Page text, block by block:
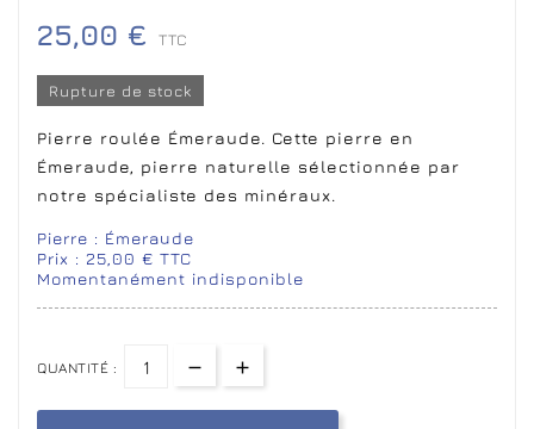
25,00 € TTC
Rupture de stock
Pierre roulée Émeraude. Cette pierre en
Émeraude, pierre naturelle sélectionnée par
notre spécialiste des minéraux.
Pierre : Émeraude
Prix : 25,00 € TTC
Momentanément indisponible
QUANTITÉ :